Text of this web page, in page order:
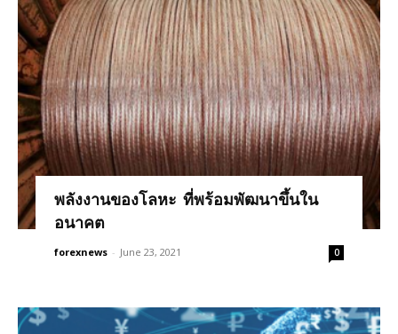
พลังงานของโลหะ ที่พร้อมพัฒนาขึ้นใน
อนาคต
forexnews - June 23, 2021 0